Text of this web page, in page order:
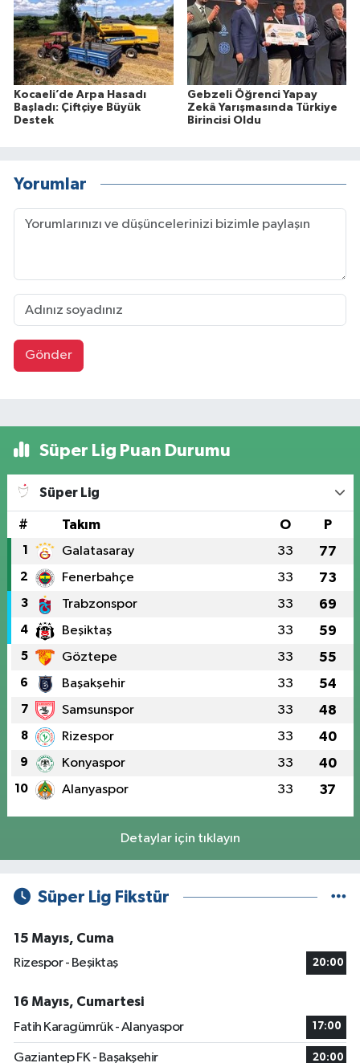
Kocaeli’de Arpa Hasadı
Başladı: Çiftçiye Büyük
Destek
Gebzeli Öğrenci Yapay
Zekâ Yarışmasında Türkiye
Birincisi Oldu
Yorumlar
Gönder
Süper Lig Puan Durumu
Süper Lig
# Takım O P
1 Galatasaray 33 77
2 Fenerbahçe 33 73
3 Trabzonspor 33 69
4 Beşiktaş 33 59
5 Göztepe 33 55
6 Başakşehir 33 54
7 Samsunspor 33 48
8 Rizespor 33 40
9 Konyaspor 33 40
10 Alanyaspor 33 37
Detaylar için tıklayın
Süper Lig Fikstür
15 Mayıs, Cuma
Rizespor - Beşiktaş
20:00
16 Mayıs, Cumartesi
Fatih Karagümrük - Alanyaspor
17:00
Gaziantep FK - Başakşehir 20:00